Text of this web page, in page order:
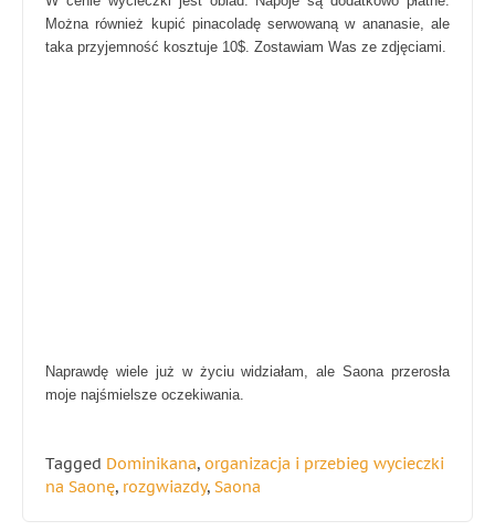
Można również kupić pinacoladę serwowaną w ananasie, ale
taka przyjemność kosztuje 10$. Zostawiam Was ze zdjęciami.
Naprawdę wiele już w życiu widziałam, ale Saona przerosła
moje najśmielsze oczekiwania.
Tagged Dominikana, organizacja i przebieg wycieczki
na Saonę, rozgwiazdy, Saona